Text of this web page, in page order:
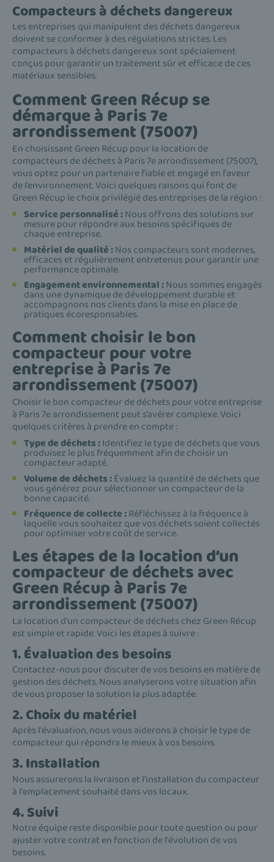
Compacteurs à déchets dangereux
Les entreprises qui manipulent des déchets dangereux
doivent se conformer à des régulations strictes. Les
compacteurs à déchets dangereux sont spécialement
conçus pour garantir un traitement sûr et efficace de ces
matériaux sensibles.
Comment Green Récup se
démarque à Paris 7e
arrondissement (75007)
En choisissant Green Récup pour la location de
compacteurs de déchets à Paris 7e arrondissement (75007),
vous optez pour un partenaire fiable et engagé en faveur
de l’environnement. Voici quelques raisons qui font de
Green Récup le choix privilégié des entreprises de la région :
Service personnalisé :Nous offrons des solutions sur
mesure pour répondre aux besoins spécifiques de
chaque entreprise.
Matériel de qualité :Nos compacteurs sont modernes,
efficaces et régulièrement entretenus pour garantir une
performance optimale.
Engagement environnemental :Nous sommes engagés
dans une dynamique de développement durable et
accompagnons nos clients dans la mise en place de
pratiques écoresponsables.
Comment choisir le bon
compacteur pour votre
entreprise à Paris 7e
arrondissement (75007)
Choisir le bon compacteur de déchets pour votre entreprise
à Paris 7e arrondissement peut s’avérer complexe. Voici
quelques critères à prendre en compte :
Type de déchets :Identifiez le type de déchets que vous
produisez le plus fréquemment afin de choisir un
compacteur adapté.
Volume de déchets :Évaluez la quantité de déchets que
vous générez pour sélectionner un compacteur de la
bonne capacité.
Fréquence de collecte :Réfléchissez à la fréquence à
laquelle vous souhaitez que vos déchets soient collectés
pour optimiser votre coût de service.
Les étapes de la location d’un
compacteur de déchets avec
Green Récup à Paris 7e
arrondissement (75007)
La location d'un compacteur de déchets chez Green Récup
est simple et rapide. Voici les étapes à suivre :
1. Évaluation des besoins
Contactez-nous pour discuter de vos besoins en matière de
gestion des déchets. Nous analyserons votre situation afin
de vous proposer la solution la plus adaptée.
2. Choix du matériel
Après l'évaluation, nous vous aiderons à choisir le type de
compacteur qui répondra le mieux à vos besoins.
3. Installation
Nous assurerons la livraison et l’installation du compacteur
à l'emplacement souhaité dans vos locaux.
4. Suivi
Notre équipe reste disponible pour toute question ou pour
ajuster votre contrat en fonction de l'évolution de vos
besoins.